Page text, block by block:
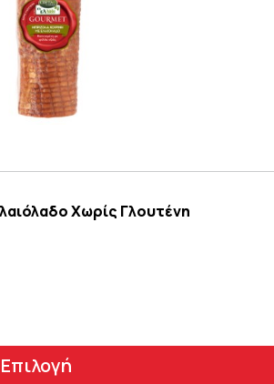
Χωρίς Γλουτένη
Επιλογή